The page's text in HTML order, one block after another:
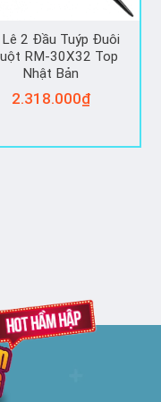
2 Đầu Tuýp Đuôi
RM-30X32 Top
Nhật Bản
2.318.000₫